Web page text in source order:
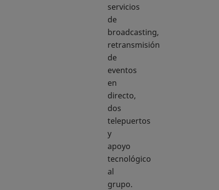
servicios
de
broadcasting,
retransmisión
de
eventos
en
directo,
dos
telepuertos
y
apoyo
tecnológico
al
grupo.